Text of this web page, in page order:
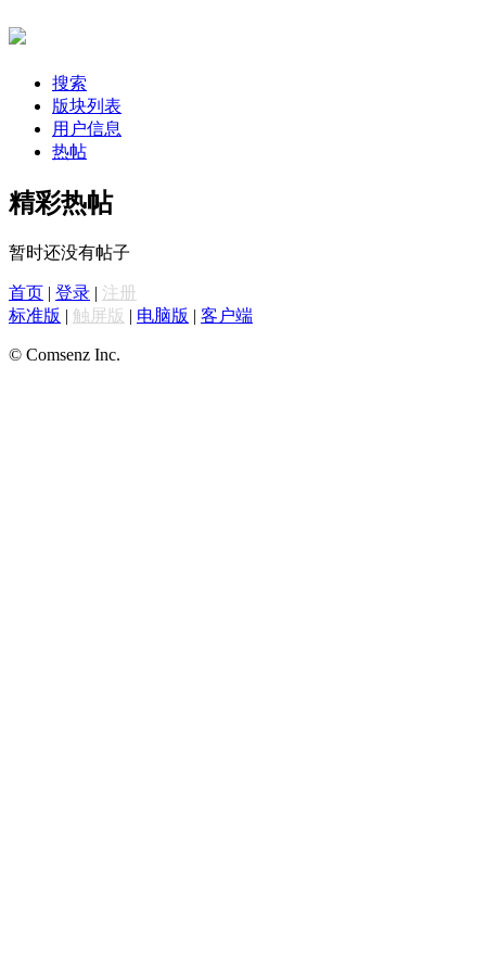
搜索
版块列表
用户信息
热帖
精彩热帖
暂时还没有帖子
首页 | 登录 | 注册
标准版 | 触屏版 | 电脑版 | 客户端
© Comsenz Inc.